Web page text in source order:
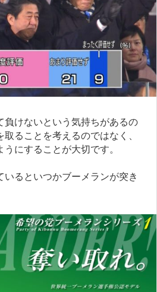
負けないという気持ちがあるの
ることを考えるのではなく、
にすることが大切です。
るといつかブーメランが突き